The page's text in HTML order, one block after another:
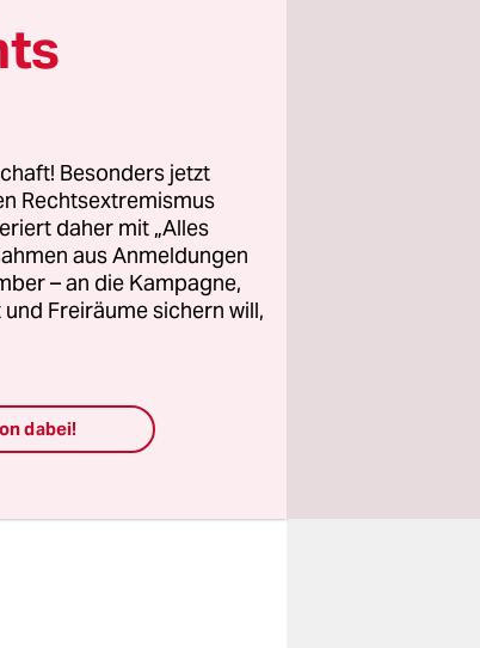
mit
das
Besonders jetzt
Rechtsextremismus
daher mit „Alles
aus Anmeldungen
– an die Kampagne,
Freiräume sichern will,
dabei!